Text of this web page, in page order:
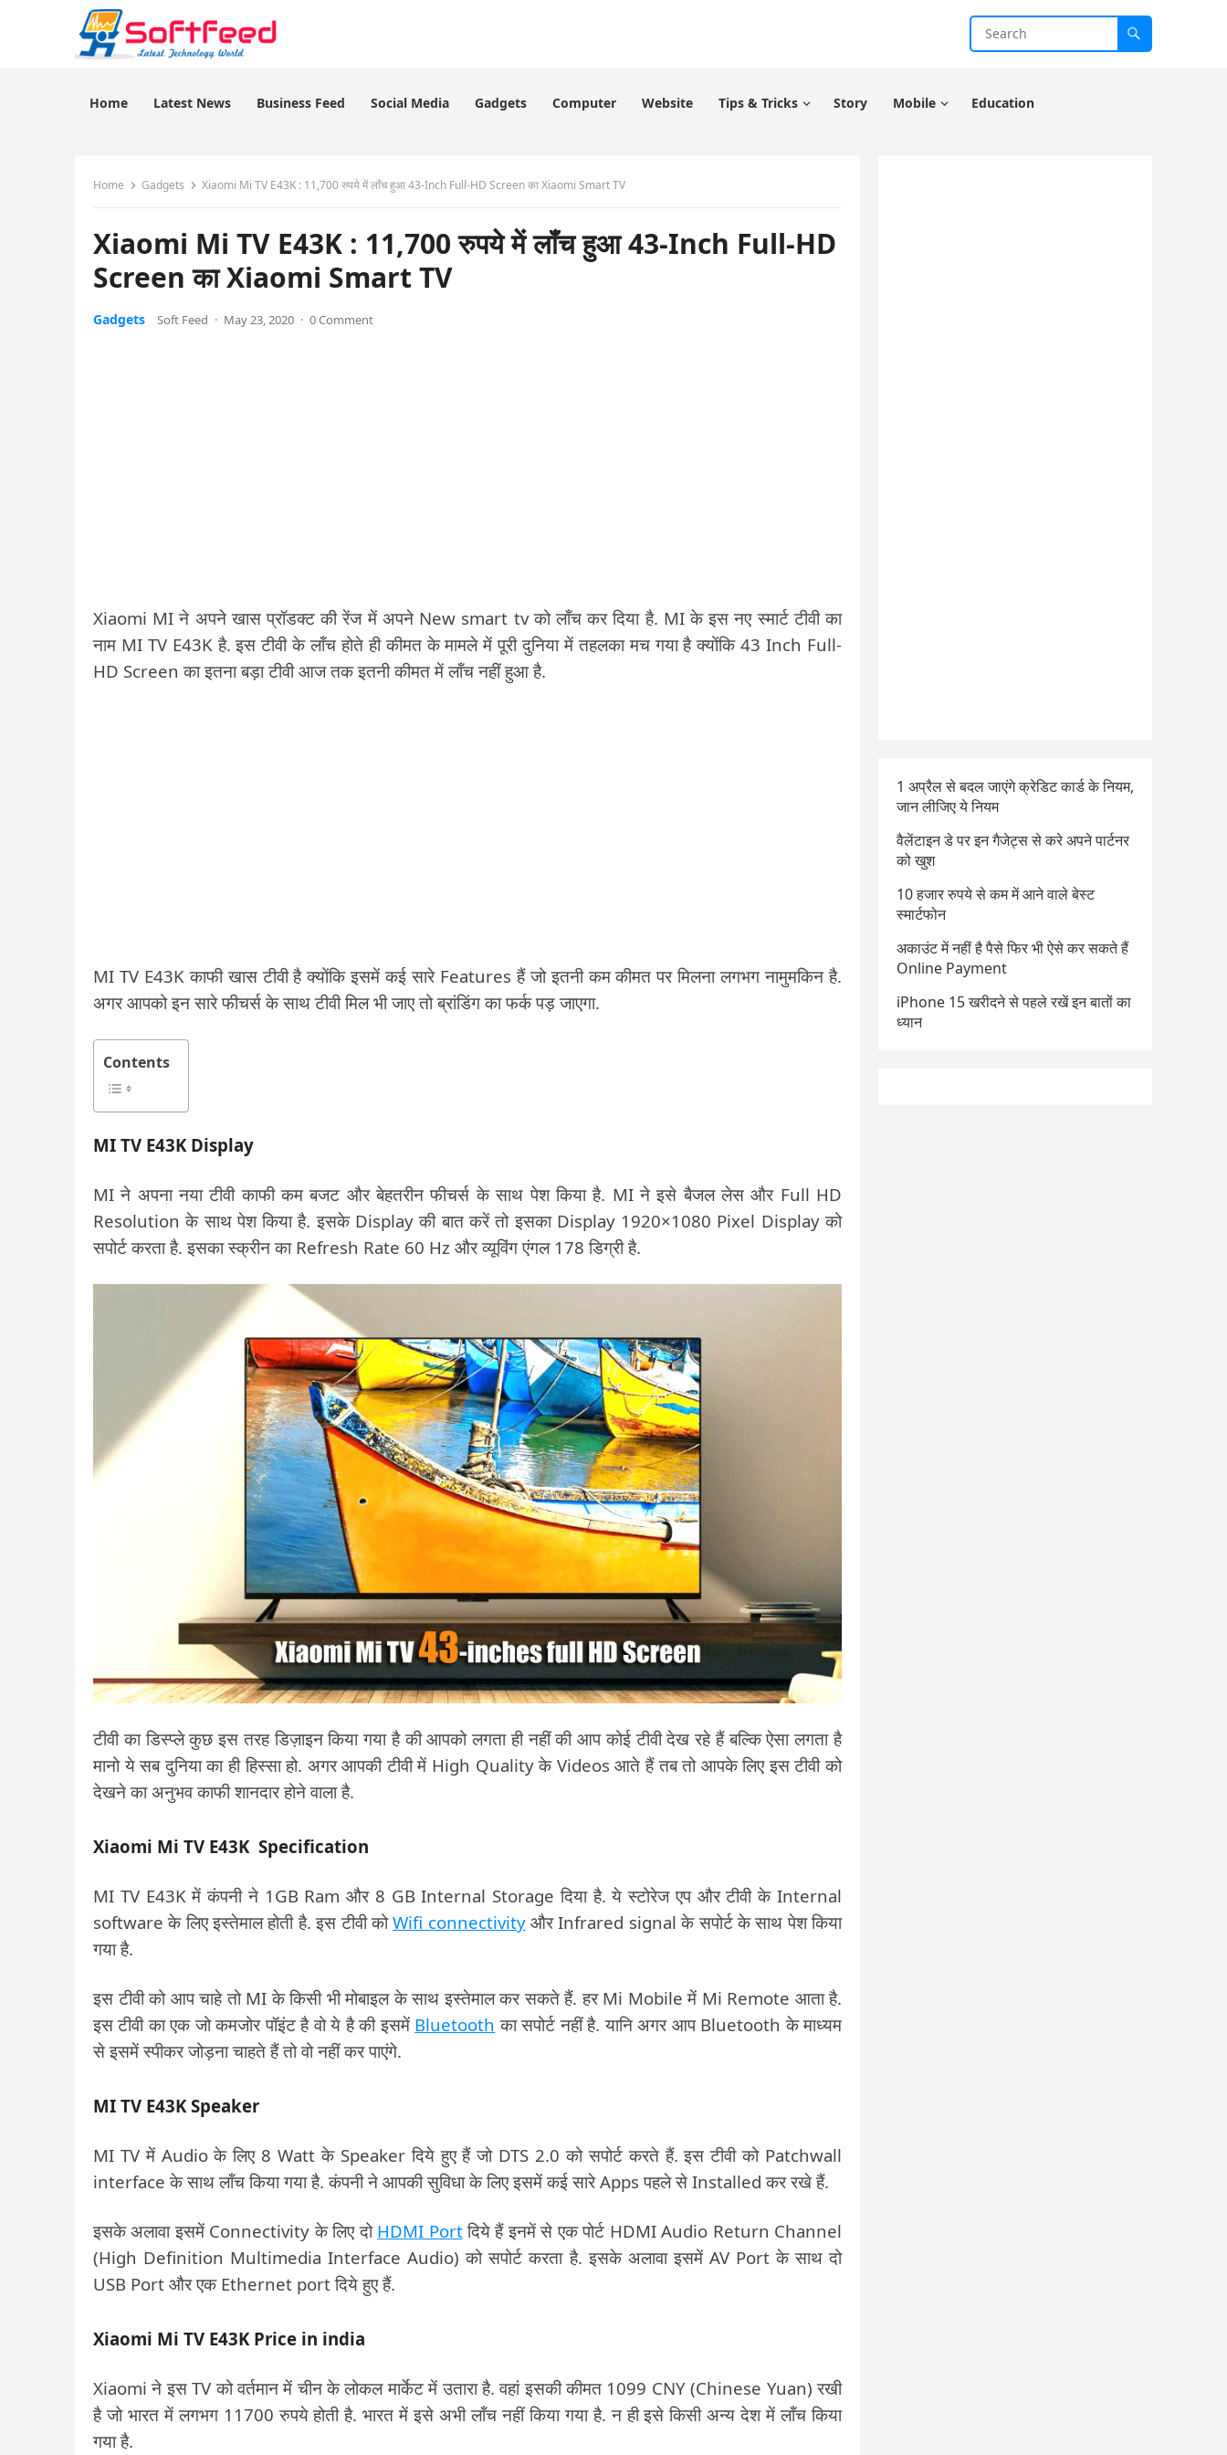
Home Latest News Business Feed Social Media Gadgets Computer Website Tips & Tricks Story Mobile Education
Home Gadgets Xiaomi Mi TV E43K : 11,700 रुपये में लॉंच हुआ 43-Inch Full-HD Screen का Xiaomi Smart TV
Xiaomi Mi TV E43K : 11,700 रुपये में लॉंच हुआ 43-Inch Full-HD
Screen का Xiaomi Smart TV
Gadgets Soft Feed · May 23, 2020 · 0 Comment
Xiaomi MI ने अपने खास प्रॉडक्ट की रेंज में अपने New smart tv को लॉंच कर दिया है. MI के इस नए स्मार्ट टीवी का
नाम MI TV E43K है. इस टीवी के लॉंच होते ही कीमत के मामले में पूरी दुनिया में तहलका मच गया है क्योंकि 43 Inch Full-
HD Screen का इतना बड़ा टीवी आज तक इतनी कीमत में लॉंच नहीं हुआ है.
MI TV E43K काफी खास टीवी है क्योंकि इसमें कई सारे Features हैं जो इतनी कम कीमत पर मिलना लगभग नामुमकिन है.
अगर आपको इन सारे फीचर्स के साथ टीवी मिल भी जाए तो ब्रांडिंग का फर्क पड़ जाएगा.
Contents
MI TV E43K Display
MI ने अपना नया टीवी काफी कम बजट और बेहतरीन फीचर्स के साथ पेश किया है. MI ने इसे बैजल लेस और Full HD
Resolution के साथ पेश किया है. इसके Display की बात करें तो इसका Display 1920×1080 Pixel Display को
सपोर्ट करता है. इसका स्क्रीन का Refresh Rate 60 Hz और व्यूविंग एंगल 178 डिग्री है.
टीवी का डिस्प्ले कुछ इस तरह डिज़ाइन किया गया है की आपको लगता ही नहीं की आप कोई टीवी देख रहे हैं बल्कि ऐसा लगता है
मानो ये सब दुनिया का ही हिस्सा हो. अगर आपकी टीवी में High Quality के Videos आते हैं तब तो आपके लिए इस टीवी को
देखने का अनुभव काफी शानदार होने वाला है.
Xiaomi Mi TV E43K Specification
MI TV E43K में कंपनी ने 1GB Ram और 8 GB Internal Storage दिया है. ये स्टोरेज एप और टीवी के Internal
software के लिए इस्तेमाल होती है. इस टीवी कोWifi connectivityऔर Infrared signal के सपोर्ट के साथ पेश किया
गया है.
इस टीवी को आप चाहे तो MI के किसी भी मोबाइल के साथ इस्तेमाल कर सकते हैं. हर Mi Mobile में Mi Remote आता है.
इस टीवी का एक जो कमजोर पॉइंट है वो ये है की इसमें Bluetooth का सपोर्ट नहीं है. यानि अगर आप Bluetooth के माध्यम
से इसमें स्पीकर जोड़ना चाहते हैं तो वो नहीं कर पाएंगे.
MI TV E43K Speaker
MI TV में Audio के लिए 8 Watt के Speaker दिये हुए हैं जो DTS 2.0 को सपोर्ट करते हैं. इस टीवी को Patchwall
interface के साथ लॉंच किया गया है. कंपनी ने आपकी सुविधा के लिए इसमें कई सारे Apps पहले से Installed कर रखे हैं.
इसके अलावा इसमें Connectivity के लिए दो HDMI Portदिये हैं इनमें से एक पोर्ट HDMI Audio Return Channel
(High Definition Multimedia Interface Audio) को सपोर्ट करता है. इसके अलावा इसमें AV Port के साथ दो
USB Port और एक Ethernet port दिये हुए हैं.
Xiaomi Mi TV E43K Price in india
Xiaomi ने इस TV को वर्तमान में चीन के लोकल मार्केट में उतारा है. वहां इसकी कीमत 1099 CNY (Chinese Yuan) रखी
है जो भारत में लगभग 11700 रुपये होती है. भारत में इसे अभी लॉंच नहीं किया गया है. न ही इसे किसी अन्य देश में लॉंच किया
गया है.
1 अप्रैल से बदल जाएंगे क्रेडिट कार्ड के नियम,
जान लीजिए ये नियम
वैलेंटाइन डे पर इन गैजेट्स से करे अपने पार्टनर
को खुश
10 हजार रुपये से कम में आने वाले बेस्ट
स्मार्टफोन
अकाउंट में नहीं है पैसे फिर भी ऐसे कर सकते हैं
Online Payment
iPhone 15 खरीदने से पहले रखें इन बातों का
ध्यान